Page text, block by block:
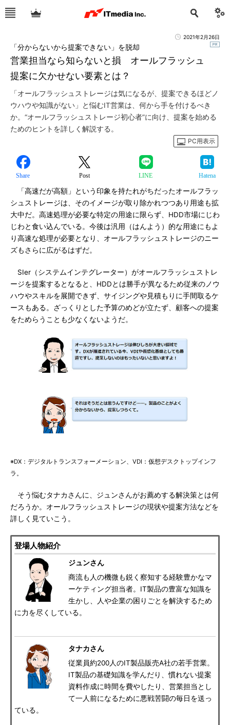
2021年2月26日
営業担当なら知らないと損 オールフラッシュ
提案に欠かせない要素とは？
「分からないから提案できない」を脱却
「オールフラッシュストレージは気になるが、提案できるほどノ
ウハウや知識がない」と悩むIT営業は、何から手を付けるべき
か。“オールフラッシュストレージ初心者”に向け、提案を始める
ためのヒントを詳しく解説する。
PC用表示
Share Post LINE Hatena
「高速だが高額」という印象を持たれがちだったオールフラッ
シュストレージは、そのイメージが取り除かれつつあり用途も拡
大中だ。高速処理が必要な特定の用途に限らず、HDD市場にじわ
じわと食い込んでいる。今後は汎用（はんよう）的な用途にもよ
り高速な処理が必要となり、オールフラッシュストレージのニー
ズもさらに広がるはずだ。
SIer（システムインテグレーター）がオールフラッシュストレ
ージを提案するとなると、HDDとは勝手が異なるため従来のノウ
ハウやスキルを展開できず、サイジングや見積もりに手間取るケ
ースもある。ざっくりとした予算のめどが立たず、顧客への提案
をためらうことも少なくないようだ。
※DX：デジタルトランスフォーメーション、VDI：仮想デスクトップインフ
ラ。
そう悩むタナカさんに、ジュンさんがお薦めする解決策とは何
だろうか。オールフラッシュストレージの現状や提案方法などを
詳しく見ていこう。
登場人物紹介
ジュンさん
商流も人の機微も鋭く察知する経験豊かなマ
ーケティング担当者。IT製品の豊富な知識を
生かし、人や企業の困りごとを解決するため
に力を尽くしている。
タナカさん
従業員約200人のIT製品販売A社の若手営業。
IT製品の基礎知識を学んだり、慣れない提案
資料作成に時間を費やしたり、営業担当とし
て一人前になるために悪戦苦闘の毎日を送っ
ている。